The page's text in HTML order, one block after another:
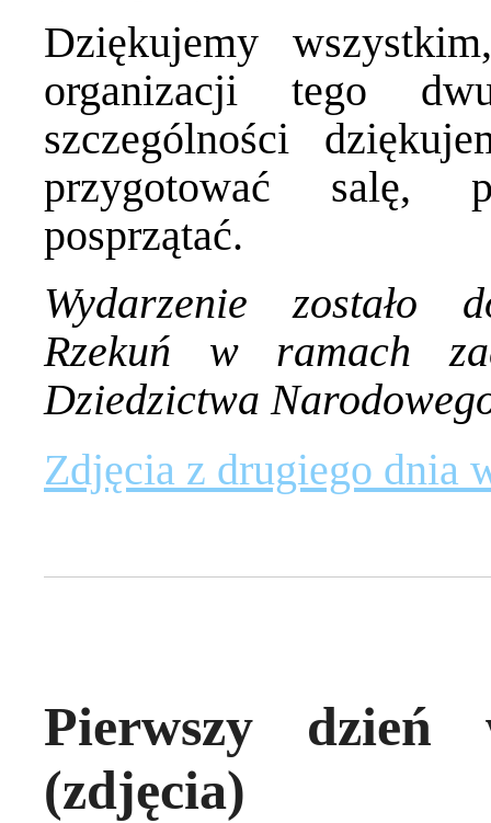
Dziękujemy
organizacji tego
szczególności
przygotować salę,
posprzątać.
Wydarzenie zostało
Rzekuń w ramach
Dziedzictwa
Zdjęcia z drugiego dnia
Pierwszy dzień
(zdjęcia)